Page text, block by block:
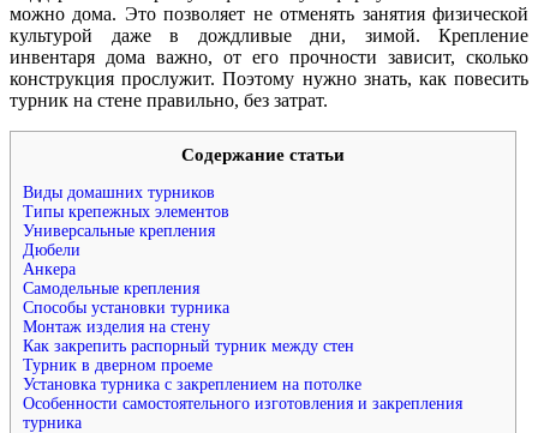
можно дома. Это позволяет не отменять занятия физической
культурой даже в дождливые дни, зимой. Крепление
инвентаря дома важно, от его прочности зависит, сколько
конструкция прослужит. Поэтому нужно знать, как повесить
турник на стене правильно, без затрат.
Содержание статьи
Виды домашних турников
Типы крепежных элементов
Универсальные крепления
Дюбели
Анкера
Самодельные крепления
Способы установки турника
Монтаж изделия на стену
Как закрепить распорный турник между стен
Турник в дверном проеме
Установка турника с закреплением на потолке
Особенности самостоятельного изготовления и закрепления
турника